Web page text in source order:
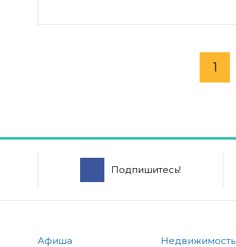
1
Подпишитесь!
Афиша
Недвижимость